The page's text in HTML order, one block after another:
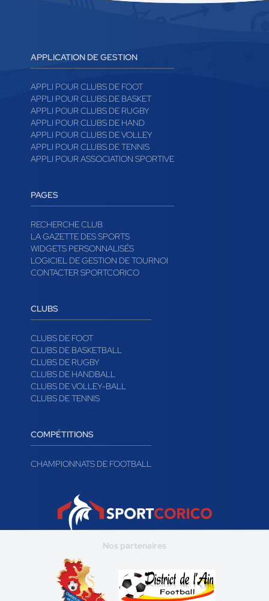
APPLICATION DE GESTION
APPLI POUR CLUBS DE FOOT
APPLI POUR CLUBS DE BASKET
APPLI POUR CLUBS DE RUGBY
APPLI POUR CLUBS DE HAND
APPLI POUR CLUBS DE VOLLEY
APPLI POUR CLUBS DE TENNIS
APPLI POUR ASSOCIATION SPORTIVE
PAGES
RECHERCHE CLUB
LA GAZETTE DES SPORTS
WIDGETS PERSONNALISÉS
LOGICIEL DE GESTION DE TOURNOI
CONTACTER SPORTCORICO
CLUBS
CLUBS DE FOOT
CLUBS DE BASKETBALL
CLUBS DE RUGBY
CLUBS DE HANDBALL
CLUBS DE VOLLEY-BALL
CLUBS DE TENNIS
COMPÉTITIONS
CHAMPIONNATS DE FOOTBALL
Nos partenaires